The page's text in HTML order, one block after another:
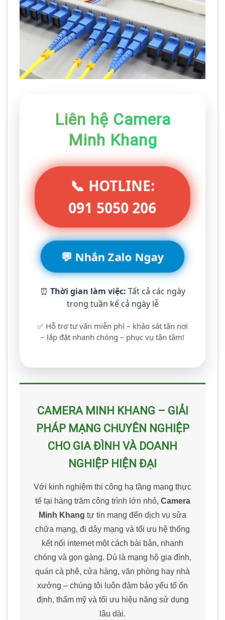
Liên hệ Camera
Minh Khang
📞 HOTLINE:
091 5050 206
💬 Nhắn Zalo Ngay
⏰ Thời gian làm việc: Tất cả các ngày
trong tuần kể cả ngày lễ
✅ Hỗ trợ tư vấn miễn phí – khảo sát tận nơi
– lắp đặt nhanh chóng – phục vụ tận tâm!
CAMERA MINH KHANG – GIẢI
PHÁP MẠNG CHUYÊN NGHIỆP
CHO GIA ĐÌNH VÀ DOANH
NGHIỆP HIỆN ĐẠI
Với kinh nghiệm thi công hạ tầng mạng thực
tế tại hàng trăm công trình lớn nhỏ, Camera
Minh Khang tự tin mang đến dịch vụ sửa
chữa mạng, đi dây mạng và tối ưu hệ thống
kết nối internet một cách bài bản, nhanh
chóng và gọn gàng. Dù là mạng hộ gia đình,
quán cà phê, cửa hàng, văn phòng hay nhà
xưởng – chúng tôi luôn đảm bảo yếu tố ổn
định, thẩm mỹ và tối ưu hiệu năng sử dụng
lâu dài.